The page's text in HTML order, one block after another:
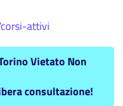
attivi
Vietato Non
consultazione!